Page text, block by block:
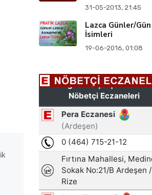
31-05-2013, 21:45
Lazca Günler/Gün
İsimleri
19-06-2016, 01:08